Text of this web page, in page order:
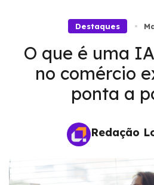
Destaques
O que é uma
no comércio
ponta a
Redação